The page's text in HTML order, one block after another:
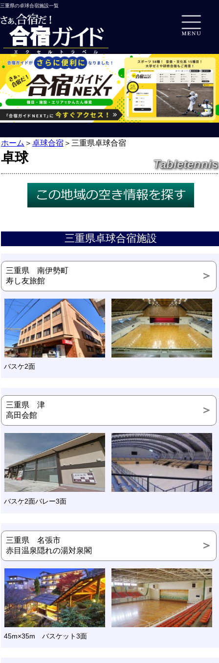
三重県の卓球合宿施設一覧
ホーム ＞ 卓球合宿 ＞ 三重県卓球合宿
卓球 Tabletennis
三重県卓球合宿施設
三重県 南伊勢町
寿し友旅館
バスケ2面
三重県 津
高田会館
バスケ2面バレー3面
三重県 名張市
赤目温泉隠れの湯対泉閣
45m×35m バスケット3面